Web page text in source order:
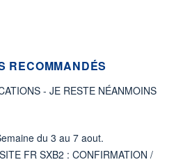
RECOMMANDÉS
- JE RESTE NÉANMOINS
du 3 au 7 aout.
FR SXB2 : CONFIRMATION /